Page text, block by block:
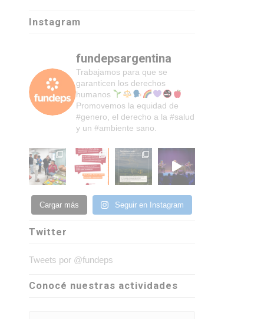
Instagram
fundepsargentina
Trabajamos para que se
garanticen los derechos
humanos
Promovemos la equidad de
#genero, el derecho a la #salud
y un #ambiente sano.
Cargar más Seguir en Instagram
Twitter
Tweets por @fundeps
Conocé nuestras actividades